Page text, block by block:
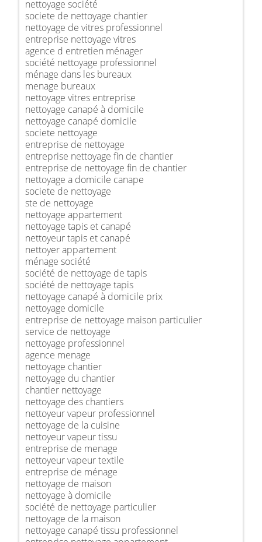
nettoyage société
societe de nettoyage chantier
nettoyage de vitres professionnel
entreprise nettoyage vitres
agence d entretien ménager
société nettoyage professionnel
ménage dans les bureaux
menage bureaux
nettoyage vitres entreprise
nettoyage canapé à domicile
nettoyage canapé domicile
societe nettoyage
entreprise de nettoyage
entreprise nettoyage fin de chantier
entreprise de nettoyage fin de chantier
nettoyage a domicile canape
societe de nettoyage
ste de nettoyage
nettoyage appartement
nettoyage tapis et canapé
nettoyeur tapis et canapé
nettoyer appartement
ménage société
société de nettoyage de tapis
société de nettoyage tapis
nettoyage canapé à domicile prix
nettoyage domicile
entreprise de nettoyage maison particulier
service de nettoyage
nettoyage professionnel
agence menage
nettoyage chantier
nettoyage du chantier
chantier nettoyage
nettoyage des chantiers
nettoyeur vapeur professionnel
nettoyage de la cuisine
nettoyeur vapeur tissu
entreprise de menage
nettoyeur vapeur textile
entreprise de ménage
nettoyage de maison
nettoyage à domicile
société de nettoyage particulier
nettoyage de la maison
nettoyage canapé tissu professionnel